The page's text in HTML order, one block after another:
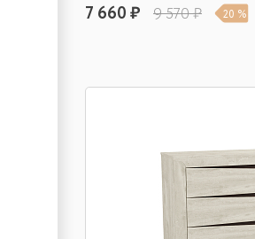
7 660 ₽ 9 570 ₽ 20 %